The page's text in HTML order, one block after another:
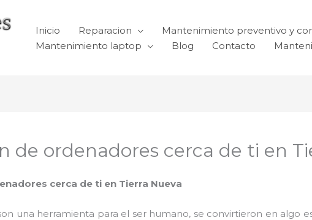
Inicio Reparacion Mantenimiento preventivo y
Mantenimiento laptop
Blog Contacto
de ordenadores cerca de ti en
cerca de ti en Tierra Nueva
una herramienta para el ser humano, se convirtieron en algo